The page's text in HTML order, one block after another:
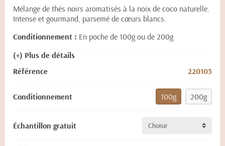
Mélange de thés noirs aromatisés à la noix de coco naturelle.
Intense et gourmand, parsemé de cœurs blancs.
Conditionnement : En poche de 100g ou de 200g
(+) Plus de détails
Référence
220105
Conditionnement 100g 200g
Échantillon gratuit